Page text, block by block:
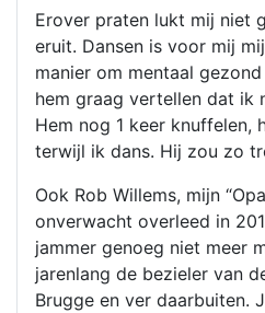
Erover praten lukt mij niet
eruit. Dansen is voor mij
manier om mentaal
hem graag vertellen dat ik
Hem nog 1 keer knuffelen,
terwijl ik dans. Hij zou zo
Ook Rob Willems, mijn
onverwacht overleed in
jammer genoeg niet meer
jarenlang de bezieler van
Brugge en ver daarbuiten.